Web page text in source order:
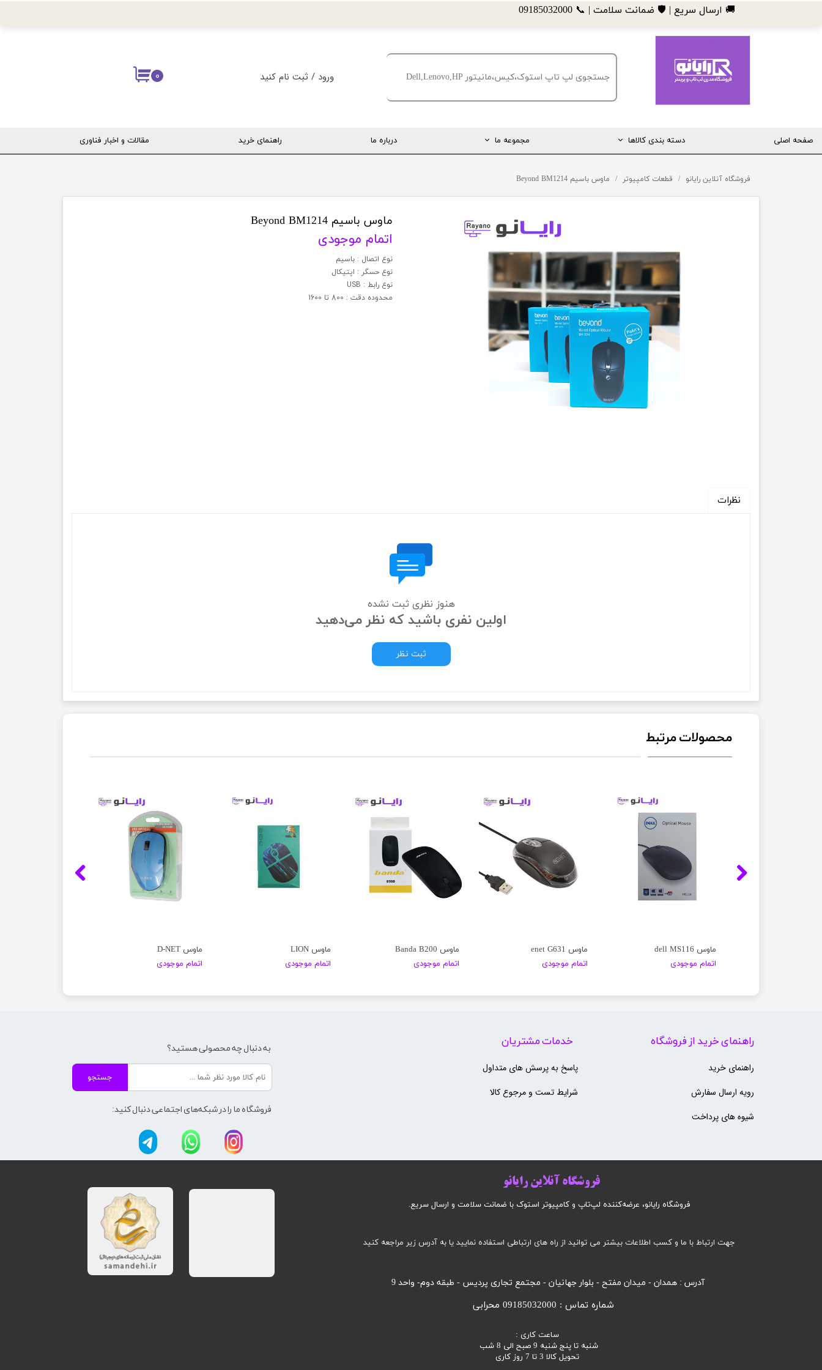
۰ ورود / ثبت نام کنید
صفحه اصلی دسته بندی کالاها
لپ تاپ
ماشین های اداری (پرینتر، کپی و ...)
حسابداری
مجموعه ما
اینستاگرام
تلگرام
تماس با ما
درخواست پشتیبانی
درباره ما راهنمای خرید مقالات و اخبار فناوری
​🚚 ارسال سریع | 🛡️ ضمانت سلامت | 📞 09185032000
فروشگاه آنلاین رایانو قطعات کامپیوتر ماوس باسیم Beyond BM1214
ماوس باسیم Beyond BM1214
اتمام موجودی
نوع اتصال : باسیم
نوع حسگر : اپتیکال
نوع رابط : USB
محدوده دقت : 800 تا 1600
نظرات
هنوز نظری ثبت نشده
اولین نفری باشید که نظر می‌دهید
ثبت نظر
محصولات مرتبط
ماوس D-NET
اتمام موجودی
ماوس LION
اتمام موجودی
ماوس Banda B200
اتمام موجودی
ماوس enet G631
اتمام موجودی
ماوس dell MS116
اتمام موجودی
جهت ارتباط با ما و کسب اطلاعات بیشتر می توانید از راه های ارتباطی استفاده نمایید یا به آدرس زیر مراجعه کنید
آدرس : همدان - میدان مفتح - بلوار جهانیان - مجتمع تجاری پردیس - طبقه دوم- واحد 9
ساعت کاری :
شنبه تا پنج شنبه 9 صبح الی 8 شب
تحویل کالا 3 تا 7 روز کاری
شماره تماس : 09185032000 محرابی
فروشگاه رایانو، عرضه‌کننده لپ‌تاپ و کامپیوتر استوک با ضمانت سلامت و ارسال سریع.​​​​​​​​​​​​​​
فروشگاه آنلاین رایانو
راهنمای خرید از فروشگاه خدمات مشتریان به دنبال چه محصولی هستید؟
جستجو
فروشگاه ما را در شبکه‌های اجتماعی دنبال کنید:
رویه ارسال سفارش
راهنمای خرید
شیوه های پرداخت
پاسخ به پرسش های متداول
شرایط تست و مرجوع کالا